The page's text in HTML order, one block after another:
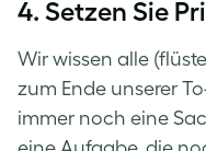
4. Setzen Sie
Wir wissen alle
zum Ende unserer
immer noch eine